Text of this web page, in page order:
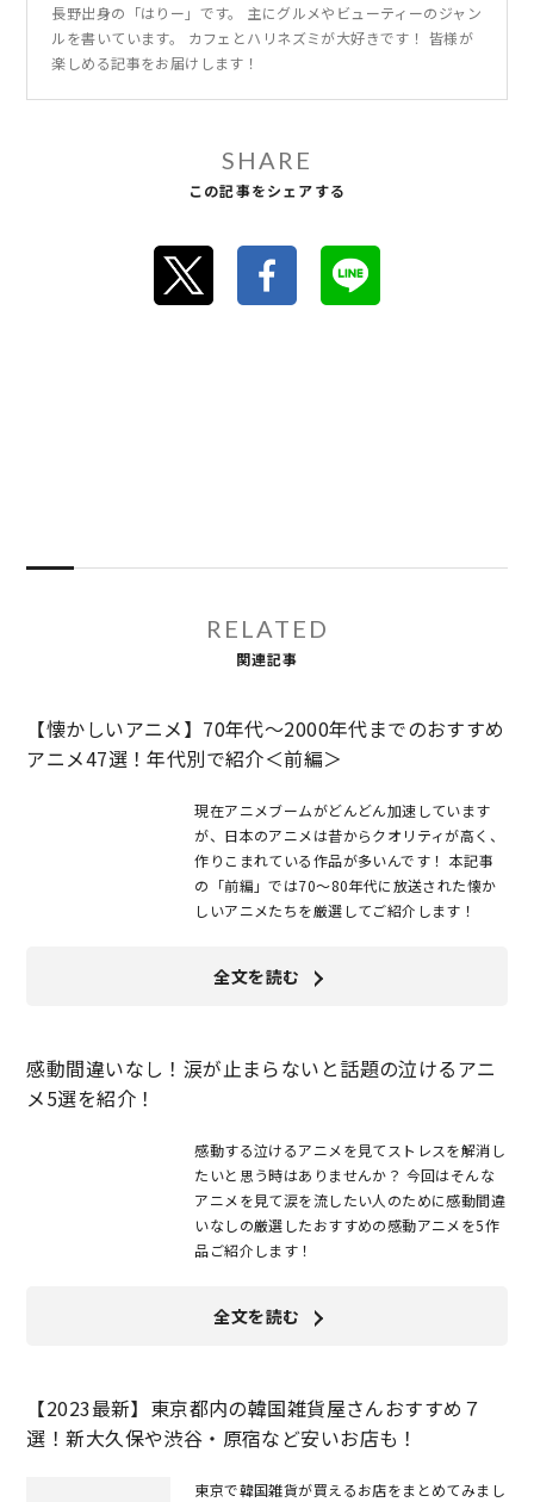
長野出身の「はりー」です。 主にグルメやビューティーのジャン
ルを書いています。 カフェとハリネズミが大好きです！ 皆様が
楽しめる記事をお届けします！
SHARE
この記事をシェアする
RELATED
関連記事
【懐かしいアニメ】70年代〜2000年代までのおすすめ
アニメ47選！年代別で紹介＜前編＞
現在アニメブームがどんどん加速しています
が、日本のアニメは昔からクオリティが高く、
作りこまれている作品が多いんです！ 本記事
の「前編」では70〜80年代に放送された懐か
しいアニメたちを厳選してご紹介します！
全文を読む
感動間違いなし！涙が止まらないと話題の泣けるアニ
メ5選を紹介！
感動する泣けるアニメを見てストレスを解消し
たいと思う時はありませんか？ 今回はそんな
アニメを見て涙を流したい人のために感動間違
いなしの厳選したおすすめの感動アニメを5作
品ご紹介します！
全文を読む
【2023最新】東京都内の韓国雑貨屋さんおすすめ７
選！新大久保や渋谷・原宿など安いお店も！
東京で韓国雑貨が買えるお店をまとめてみまし